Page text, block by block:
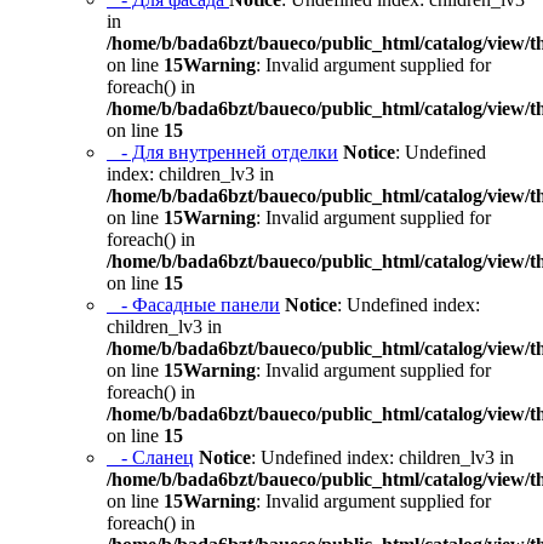
in
/home/b/bada6bzt/baueco/public_html/catalog/view/
on line 15Warning: Invalid argument supplied for
foreach() in
/home/b/bada6bzt/baueco/public_html/catalog/view/
on line 15
- Для внутренней отделки Notice: Undefined
index: children_lv3 in
/home/b/bada6bzt/baueco/public_html/catalog/view/
on line 15Warning: Invalid argument supplied for
foreach() in
/home/b/bada6bzt/baueco/public_html/catalog/view/
on line 15
- Фасадные панели Notice: Undefined index:
children_lv3 in
/home/b/bada6bzt/baueco/public_html/catalog/view/
on line 15Warning: Invalid argument supplied for
foreach() in
/home/b/bada6bzt/baueco/public_html/catalog/view/
on line 15
- Сланец Notice: Undefined index: children_lv3 in
/home/b/bada6bzt/baueco/public_html/catalog/view/
on line 15Warning: Invalid argument supplied for
foreach() in